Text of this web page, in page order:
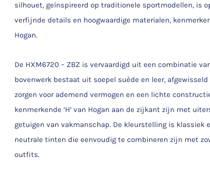
silhouet, geïnspireerd op traditionele sportmodellen, is
verfijnde details en hoogwaardige materialen,
Hogan.
De HXM6720 – ZBZ is vervaardigd uit een combinatie
bovenwerk bestaat uit soepel suède en leer,
zorgen voor ademend vermogen en een lichte
kenmerkende ‘H’ van Hogan aan de zijkant zijn met
getuigen van vakmanschap. De kleurstelling is klassiek
neutrale tinten die eenvoudig te combineren zijn met
outfits.